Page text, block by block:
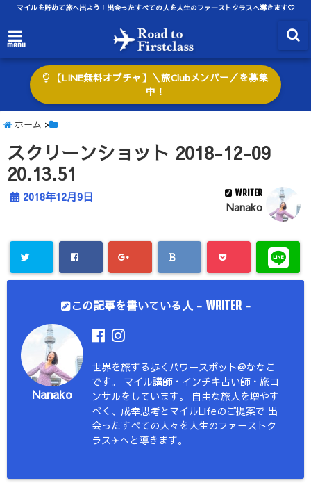
マイルを貯めて旅へ出よう！出会ったすべての人を人生のファーストクラスへ導きます♡
menu
【LINE無料オプチャ】＼旅Clubメンバー／を募集
中！
ホーム >
スクリーンショット 2018-12-09
20.13.51
2018年12月9日 WRITER
Nanako
この記事を書いている人 - WRITER-
Nanako
世界を旅する歩くパワースポット@ななこ
です。 マイル講師・インチキ占い師・旅コ
ンサルをしています。 自由な旅人を増やす
べく、成幸思考とマイルLifeのご提案で 出
会ったすべての人々を人生のファーストク
ラス✈︎へと導きます。